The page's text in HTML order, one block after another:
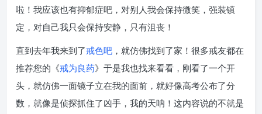
啦！我应该也有抑郁症吧，对别人我会保持微笑，强装镇
定，对自己我只会保持安静，只有沮丧！
直到去年我来到了戒色吧 ，就仿佛找到了家！很多戒友都在
推荐您的《戒为良药》于是我也找来看看，刚看了一个开
头，就仿佛一面镜子立在我的面前，就好像高考公布了分
数，就像是侦探抓住了凶手，我的天呐！这内容说的不就是